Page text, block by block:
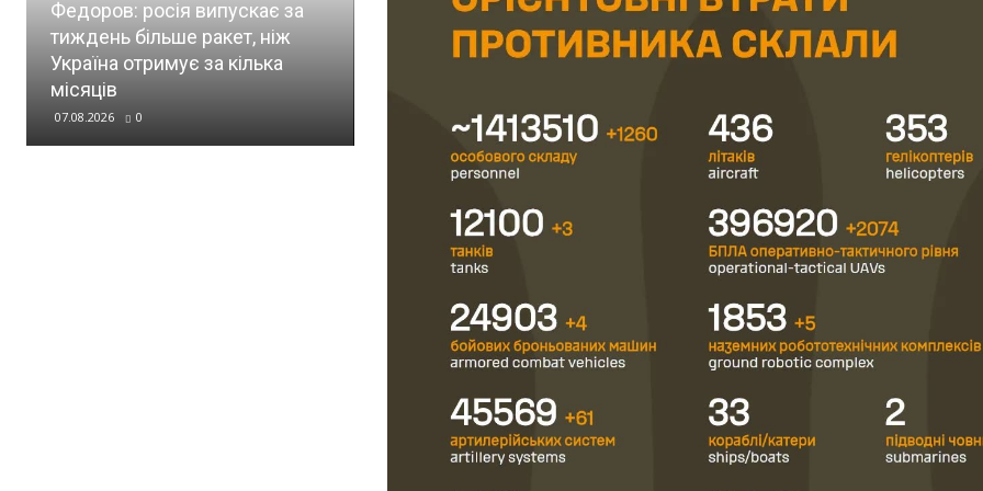
Федоров: росія випускає за
тиждень більше ракет, ніж
Україна отримує за кілька
місяців
07.08.2026 0
Стало відомо, скільки грошей
Україна отримає від НАТО
Помідори з яблуками 2 в 1:
рецепт консервації на зиму
07.08.2026